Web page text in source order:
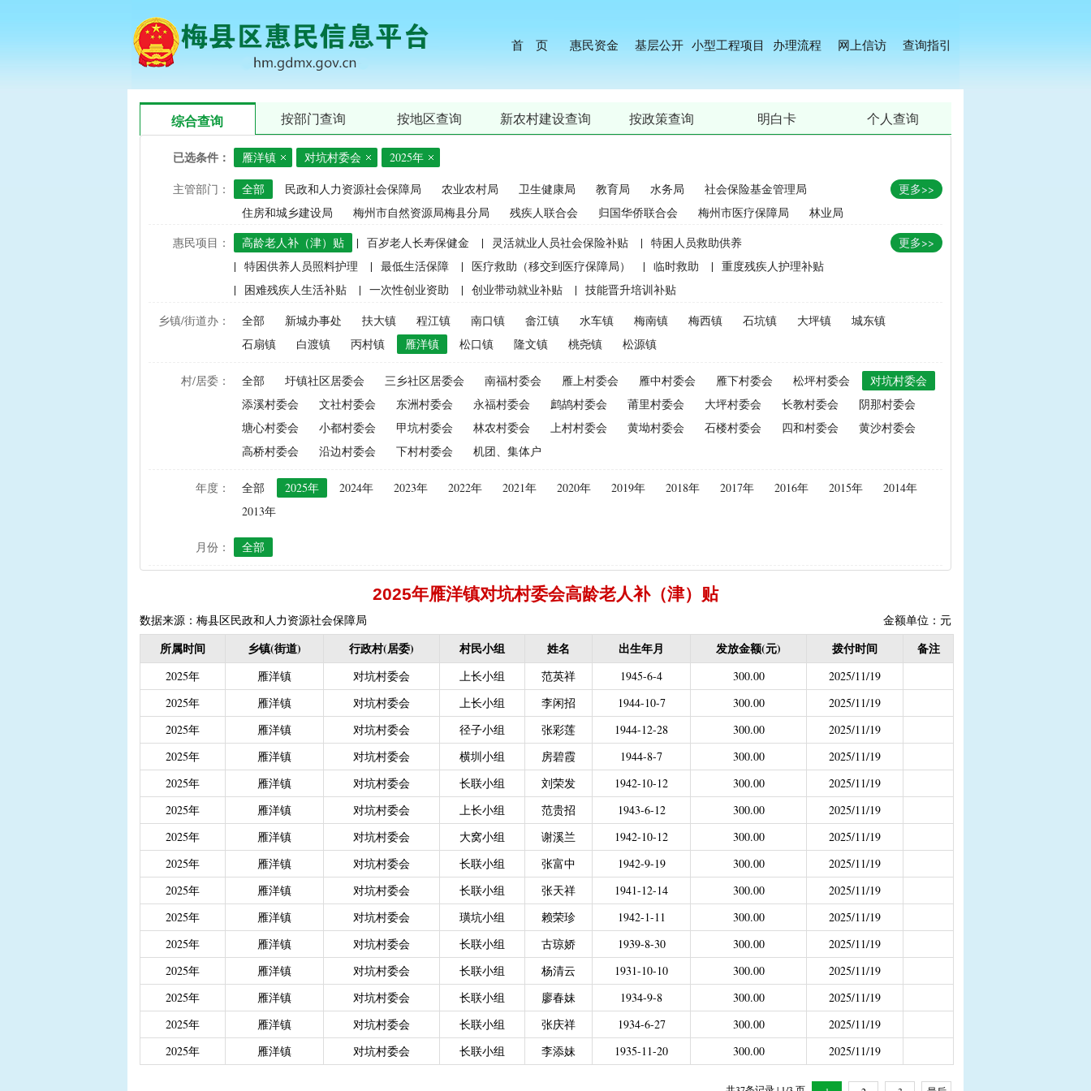
首 页 惠民资金 基层公开 小型工程项目 办理流程 网上信访 查询指引
综合查询 按部门查询 按地区查询 新农村建设查询 按政策查询 明白卡 个人查询
已选条件： 雁洋镇 对坑村委会 2025年
主管部门： 全部 民政和人力资源社会保障局 农业农村局 卫生健康局 教育局 水务局
社会保险基金管理局
住房和城乡建设局
梅州市自然资源局梅县分局 残疾人联合会 归国华侨联合会 梅州市医疗保障局 林业局
更多>>
惠民项目： 高龄老人补（津）贴 | 百岁老人长寿保健金 | 灵活就业人员社会保险补贴 | 特困人员救助供养
| 特困供养人员照料护理 | 最低生活保障 | 医疗救助（移交到医疗保障局） | 临时救助 | 重度残疾人护理补贴
|
困难残疾人生活补贴 | 一次性创业资助 | 创业带动就业补贴 | 技能晋升培训补贴
建档立卡家庭经济困难学生精准资助（2021年秋季学期起不再实施） | 中等职业学校国家助学金 | 畜牧品种改良经费
中央财政水稻、玉米、小麦良种补贴（2015年更改为“耕地地力保护补贴”） | 屠宰环节病害猪无害化处理补助
农资综合直补及种粮直补（2015年更改为“耕地地力保护补贴”） | 优质后备母奶牛饲养补贴 | 政策性能繁母猪保险费补贴
禁渔渔民生产生活补助 | 建档立卡贫困户 | 政策性家禽、生猪养殖保险保费补贴 | 农机购置补贴
耕地地力保护补贴
“两不具备”贫困村庄搬迁（已结束） | 生猪规模化养殖场无害化处理补助
省定贫困村创建社会主义新农村示范村建设项目计划表 | 农村部分计划生育家庭奖励
接生员和赤脚医生生活困难补助资金
计划生育手术并发症人员特别扶助
城镇独生子女父母计划生育奖励
| 义务教育阶段家庭经济困难学生生活费补助 | 普通高中国家助学金 | 中等职业学校国家助学金
普通高中建档立卡和非建档立卡免学杂费补助 | 建档立卡学生免学费补助（2019至2021年，已结束）
| 高中残疾学生免学杂费补助（合并到“普通高中建档立卡和非建档立卡免学杂费补助”）
学前教育资助 建档立卡学生生活费（2016年至2021年，已结束）
大中型水库移民后期扶持资金
| 城乡居民保险养老金 | 农村危房改造 | 基本农田保护经济补偿 | 残疾人自主创业就业
| 重度残疾人护理补贴（2013年至2016年，已移至民政局） | 重度残疾人医疗保险
| 南粤扶残助学工程（高等教育阶段残疾学生补贴） | 低保残疾人生活津贴（2013年至2016年，已移至民政局）
重度残疾人、精神和智力残疾人缴纳城乡居民基本养老保险费 | 广东省贫困归侨扶贫救助专项补助
城乡居民医保大病保险 | 城乡居民医保零星报销
困难群众医疗救助
城乡居民医保大病保险（2021年4月之前社保局公开的数据） | 城乡居民医保零星报销（2021年4月之前社保局公开的数据）
省级生态公益林效益补偿专项资金
更多>>
乡镇/街道办： 全部 新城办事处 扶大镇 程江镇 南口镇 畲江镇 水车镇 梅南镇 梅西镇 石坑镇 大坪镇
城东镇
石扇镇
白渡镇 丙村镇 雁洋镇 松口镇 隆文镇 桃尧镇 松源镇
村/居委： 全部 圩镇社区居委会 三乡社区居委会 南福村委会 雁上村委会 雁中村委会 雁下村委会 松坪村委会
对坑村委会
添溪村委会
文社村委会 东洲村委会 永福村委会 鹧鸪村委会 莆里村委会 大坪村委会 长教村委会
阴那村委会
塘心村委会
小都村委会 甲坑村委会 林农村委会 上村村委会 黄坳村委会 石楼村委会 四和村委会
黄沙村委会
高桥村委会
沿边村委会 下村村委会 机团、集体户
年度： 全部 2025年 2024年 2023年 2022年 2021年 2020年 2019年 2018年 2017年 2016年 2015年
2014年
2013年
月份： 全部
2025年雁洋镇对坑村委会高龄老人补（津）贴
数据来源：梅县区民政和人力资源社会保障局 金额单位：元
所属时间 乡镇(街道) 行政村(居委) 村民小组 姓名 出生年月 发放金额(元) 拨付时间 备注
2025年 雁洋镇 对坑村委会 上长小组 范英祥 1945-6-4 300.00
2025/11/19
2025年
雁洋镇 对坑村委会 上长小组 李闲招 1944-10-7 300.00
2025/11/19
2025年
雁洋镇 对坑村委会 径子小组 张彩莲 1944-12-28 300.00
2025/11/19
2025年
雁洋镇 对坑村委会 横圳小组 房碧霞 1944-8-7 300.00
2025/11/19
2025年
雁洋镇 对坑村委会 长联小组 刘荣发 1942-10-12 300.00
2025/11/19
2025年
雁洋镇 对坑村委会 上长小组 范贵招 1943-6-12 300.00
2025/11/19
2025年
雁洋镇 对坑村委会 大窝小组 谢溪兰 1942-10-12 300.00
2025/11/19
2025年
雁洋镇 对坑村委会 长联小组 张富中 1942-9-19 300.00
2025/11/19
2025年
雁洋镇 对坑村委会 长联小组 张天祥 1941-12-14 300.00
2025/11/19
2025年
雁洋镇 对坑村委会 璜坑小组 赖荣珍 1942-1-11 300.00
2025/11/19
2025年
雁洋镇 对坑村委会 长联小组 古琼娇 1939-8-30 300.00
2025/11/19
2025年
雁洋镇 对坑村委会 长联小组 杨清云 1931-10-10 300.00
2025/11/19
2025年
雁洋镇 对坑村委会 长联小组 廖春妹 1934-9-8 300.00
2025/11/19
2025年
雁洋镇 对坑村委会 长联小组 张庆祥 1934-6-27 300.00
2025/11/19
2025年
雁洋镇 对坑村委会 长联小组 李添妹 1935-11-20 300.00 2025/11/19